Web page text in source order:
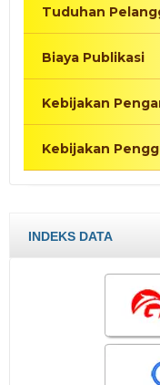
Tuduhan
Biaya Publikasi
Kebijakan
Kebijakan
INDEKS DATA